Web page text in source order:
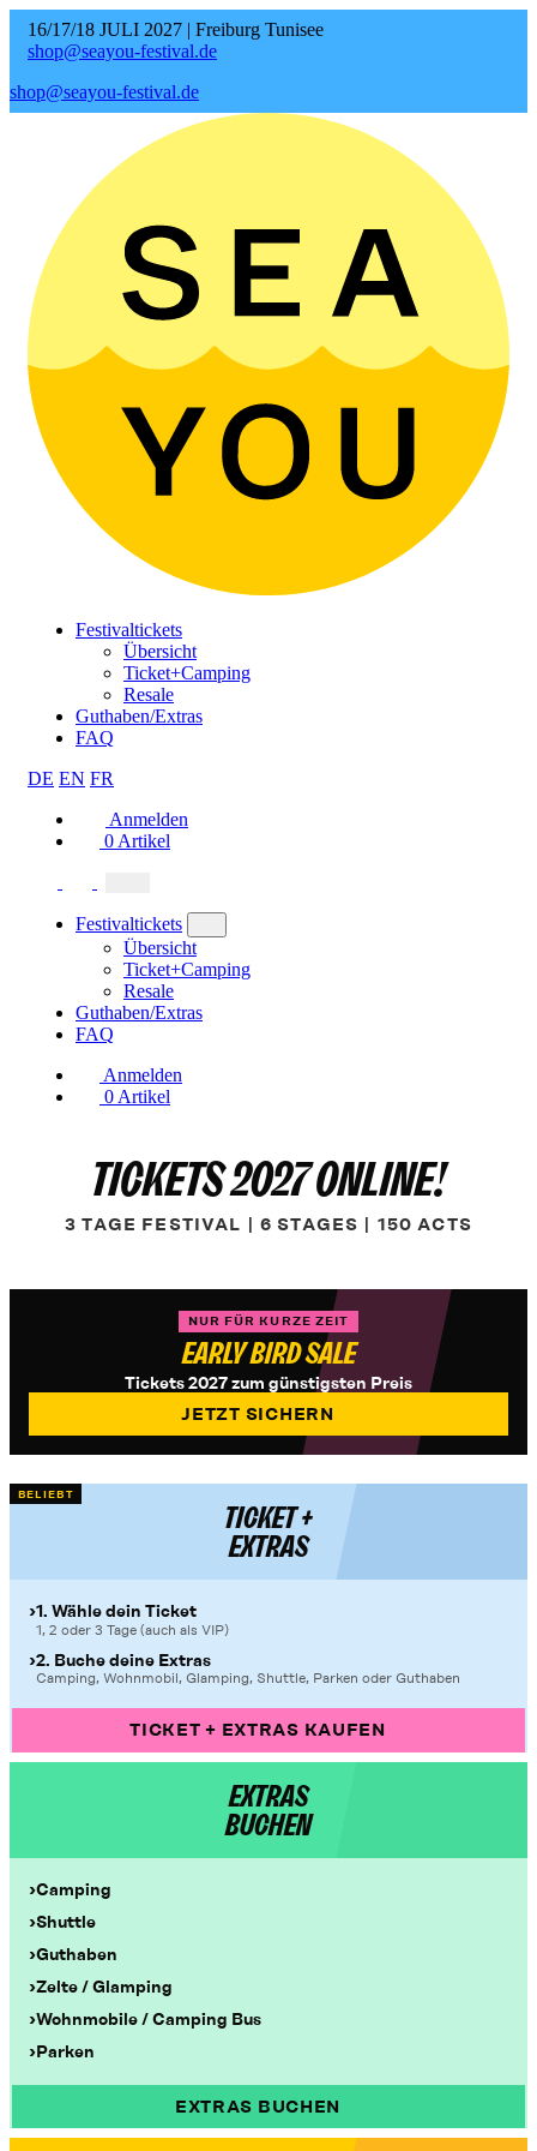
16/17/18 JULI 2027 | Freiburg Tunisee
shop@seayou-festival.de
shop@seayou-festival.de
Festivaltickets
Übersicht
Ticket+Camping
Resale
Guthaben/Extras
FAQ
DE EN FR
Anmelden
0 Artikel
Festivaltickets
Übersicht
Ticket+Camping
Resale
Guthaben/Extras
FAQ
Anmelden
0 Artikel
TICKETS 2027 ONLINE!
3 TAGE FESTIVAL | 6 STAGES | 150 ACTS
NUR FÜR KURZE ZEIT
EARLY BIRD SALE
Tickets 2027 zum günstigsten Preis
JETZT SICHERN
BELIEBT
TICKET +
EXTRAS
1. Wähle dein Ticket
1, 2 oder 3 Tage (auch als VIP)
2. Buche deine Extras
Camping, Wohnmobil, Glamping, Shuttle, Parken oder Guthaben
TICKET + EXTRAS KAUFEN
EXTRAS
BUCHEN
Camping
Shuttle
Guthaben
Zelte / Glamping
Wohnmobile / Camping Bus
Parken
EXTRAS BUCHEN